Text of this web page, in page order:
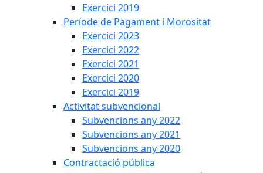
Exercici 2019
Període de Pagament i Morositat
Exercici 2023
Exercici 2022
Exercici 2021
Exercici 2020
Exercici 2019
Activitat subvencional
Subvencions any 2022
Subvencions any 2021
Subvencions any 2020
Contractació pública